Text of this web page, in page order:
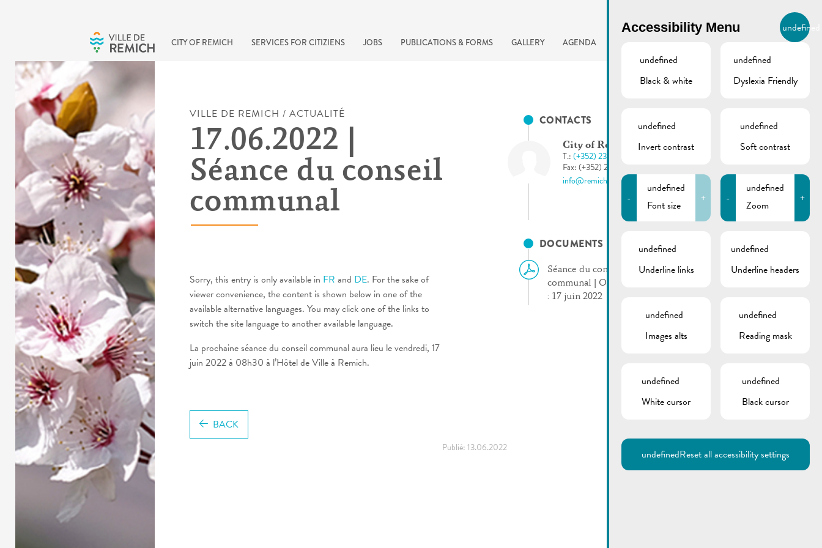
CITY OF REMICH SERVICES FOR CITIZIENS JOBS PUBLICATIONS & FORMS GALLERY AGENDA EN
BIERGER.REMICH.LU
Utilisez la recherche pour
Comme par exemple des contacts, des
informations ou de documents.
VILLE DE REMICH / ACTUALITÉ
17.06.2022 |
Séance du conseil
communal
Publié: 13.06.2022
Sorry, this entry is only available in FR and DE. For the sake of
viewer convenience, the content is shown below in one of the
available alternative languages. You may click one of the links to
switch the site language to another available language.
La prochaine séance du conseil communal aura lieu le vendredi, 17
juin 2022 à 08h30 à l’Hôtel de Ville à Remich.
BACK
CONTACTS
City of Remich
T.:(+352) 23 69 2-1
Fax: (+352) 23 69 2-227
info@remich.lu
DOCUMENTS
Séance du conseil
communal | Ordre du jour
: 17 juin 2022
Accessibility Menu undefined
undefined
Black & white
undefined
Dyslexia Friendly
undefined
Invert contrast
undefined
Soft contrast
-
undefined
Font size
+ -
undefined
Zoom
+
undefined
Underline links
undefined
Underline headers
undefined
Images alts
undefined
Reading mask
undefined
White cursor
undefined
Black cursor
undefinedReset all accessibility settings